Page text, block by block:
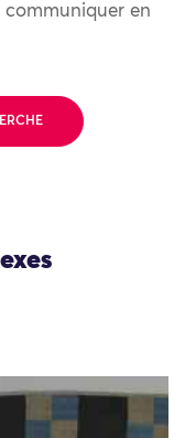
communiquer en